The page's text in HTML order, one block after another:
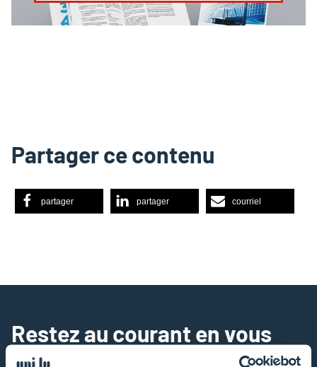
Partager ce contenu
partager partager courriel
Restez au courant en vous
inscrivant à notre bulletin